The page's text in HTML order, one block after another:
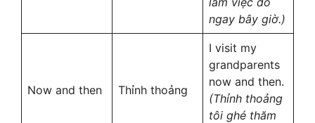
ngay bây giờ.)
Now and then Thỉnh thoảng
I visit my
grandparents
now and then.
(Thỉnh thoảng
tôi ghé thăm